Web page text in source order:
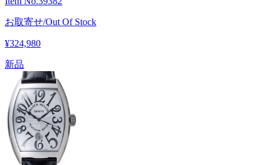
お取寄せ/Out Of Stock
¥324,980
新品